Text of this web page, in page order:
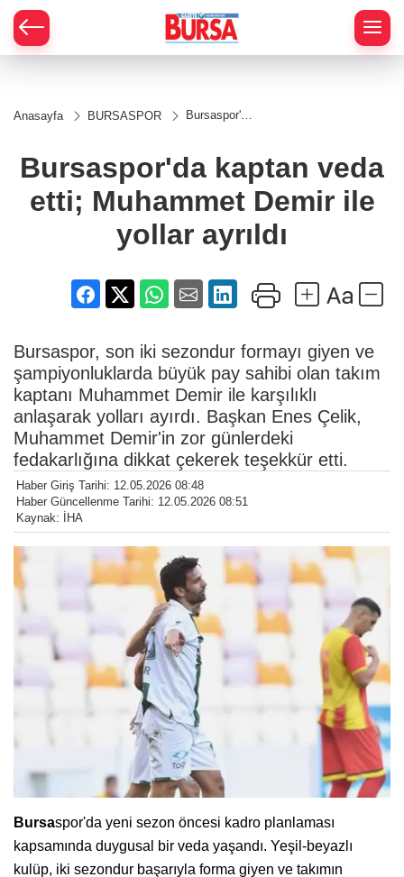
Anasayfa BURSASPOR
Bursaspor'da
Muhammet
Demir ile
yollar ayrıldı
Bursaspor'da kaptan veda
etti; Muhammet Demir ile
yollar ayrıldı
Bursaspor, son iki sezondur formayı giyen ve
şampiyonluklarda büyük pay sahibi olan takım
kaptanı Muhammet Demir ile karşılıklı
anlaşarak yolları ayırdı. Başkan Enes Çelik,
Muhammet Demir'in zor günlerdeki
fedakarlığına dikkat çekerek teşekkür etti.
Haber Giriş Tarihi: 12.05.2026 08:48
Haber Güncellenme Tarihi: 12.05.2026 08:51
Kaynak: İHA
Bursaspor'da yeni sezon öncesi kadro planlaması
kapsamında duygusal bir veda yaşandı. Yeşil-beyazlı
kulüp, iki sezondur başarıyla forma giyen ve takımın